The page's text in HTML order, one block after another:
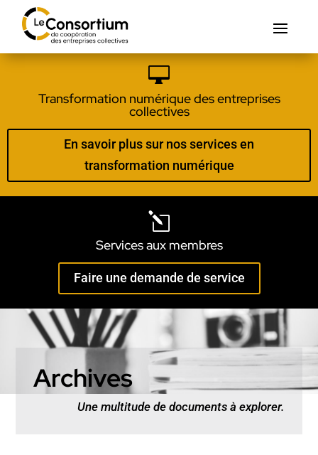

Transformation numérique des entreprises
collectives
En savoir plus sur nos services en
transformation numérique
l
Services aux membres
Faire une demande de service
Archives
Une multitude de documents à explorer.